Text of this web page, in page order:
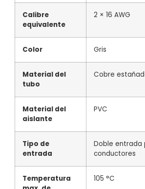
Calibre
equivalente
2 × 16 AWG
Color Gris
Material del
tubo
Cobre
Material del
aislante
PVC
Tipo de
entrada
Doble entrada
conductores
Temperatura
105 °C